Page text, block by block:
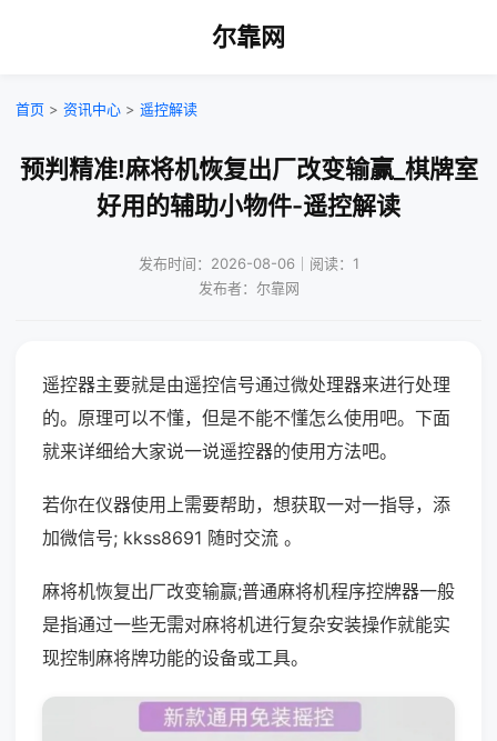
尔靠网
首页 > 资讯中心 > 遥控解读
预判精准!麻将机恢复出厂改变输赢_棋牌室
好用的辅助小物件-遥控解读
发布时间：2026-08-06｜阅读：1
发布者：尔靠网
遥控器主要就是由遥控信号通过微处理器来进行处理
的。原理可以不懂，但是不能不懂怎么使用吧。下面
就来详细给大家说一说遥控器的使用方法吧。
若你在仪器使用上需要帮助，想获取一对一指导，添
加微信号; kkss8691 随时交流 。
麻将机恢复出厂改变输赢;普通麻将机程序控牌器一般
是指通过一些无需对麻将机进行复杂安装操作就能实
现控制麻将牌功能的设备或工具。